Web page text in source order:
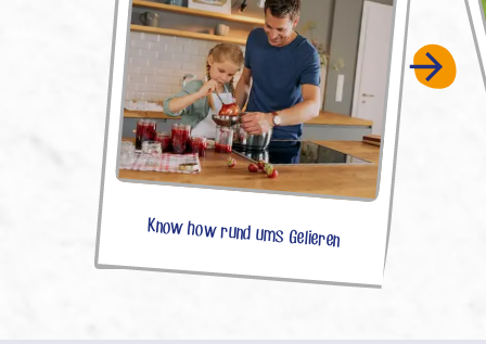
Know how rund ums Gelieren